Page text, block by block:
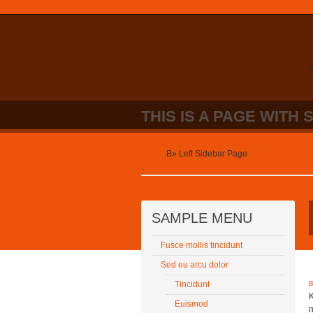
THIS IS A PAGE WITH
В» Left Sidebar Page
SAMPLE MENU
Fusce mollis tincidunt
Sed eu arcu dolor
Tincidunt
Euismod